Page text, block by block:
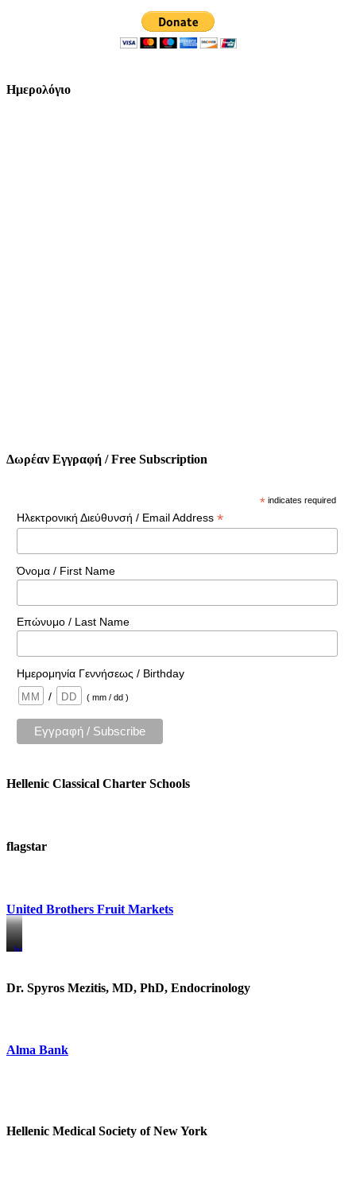
Ημερολόγιο
Δωρέαν Εγγραφή / Free Subscription
* indicates required
Ηλεκτρονική Διεύθυνσή / Email Address *
Όνομα / First Name
Επώνυμο / Last Name
Ημερομηνία Γεννήσεως / Birthday
/
( mm / dd )
Hellenic Classical Charter Schools
flagstar
United Brothers Fruit Markets
https://www.unitedbrothersfruitmarkets.com/
https://www.unitedbrothersfruitmarkets.com/
Dr. Spyros Mezitis, MD, PhD, Endocrinology
Alma Bank
Hellenic Medical Society of New York